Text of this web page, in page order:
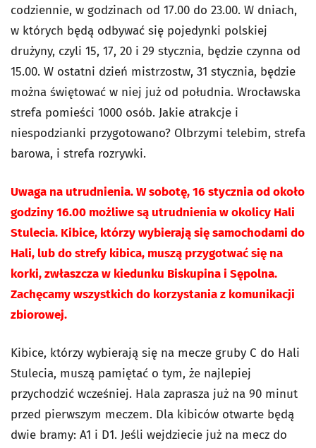
codziennie, w godzinach od 17.00 do 23.00. W dniach,
w których będą odbywać się pojedynki polskiej
drużyny, czyli 15, 17, 20 i 29 stycznia, będzie czynna od
15.00. W ostatni dzień mistrzostw, 31 stycznia, będzie
można świętować w niej już od południa. Wrocławska
strefa pomieści 1000 osób. Jakie atrakcje i
niespodzianki przygotowano? Olbrzymi telebim, strefa
barowa, i strefa rozrywki.
Uwaga na utrudnienia. W sobotę, 16 stycznia od około
godziny 16.00 możliwe są utrudnienia w okolicy Hali
Stulecia. Kibice, którzy wybierają się samochodami do
Hali, lub do strefy kibica, muszą przygotwać się na
korki, zwłaszcza w kiedunku Biskupina i Sępolna.
Zachęcamy wszystkich do korzystania z komunikacji
zbiorowej.
Kibice, którzy wybierają się na mecze gruby C do Hali
Stulecia, muszą pamiętać o tym, że najlepiej
przychodzić wcześniej. Hala zaprasza już na 90 minut
przed pierwszym meczem. Dla kibiców otwarte będą
dwie bramy: A1 i D1. Jeśli wejdziecie już na mecz do